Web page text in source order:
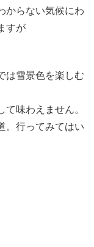
からない気候にわ
すが
は雪景色を楽しむ
味わえません。
。行ってみてはい